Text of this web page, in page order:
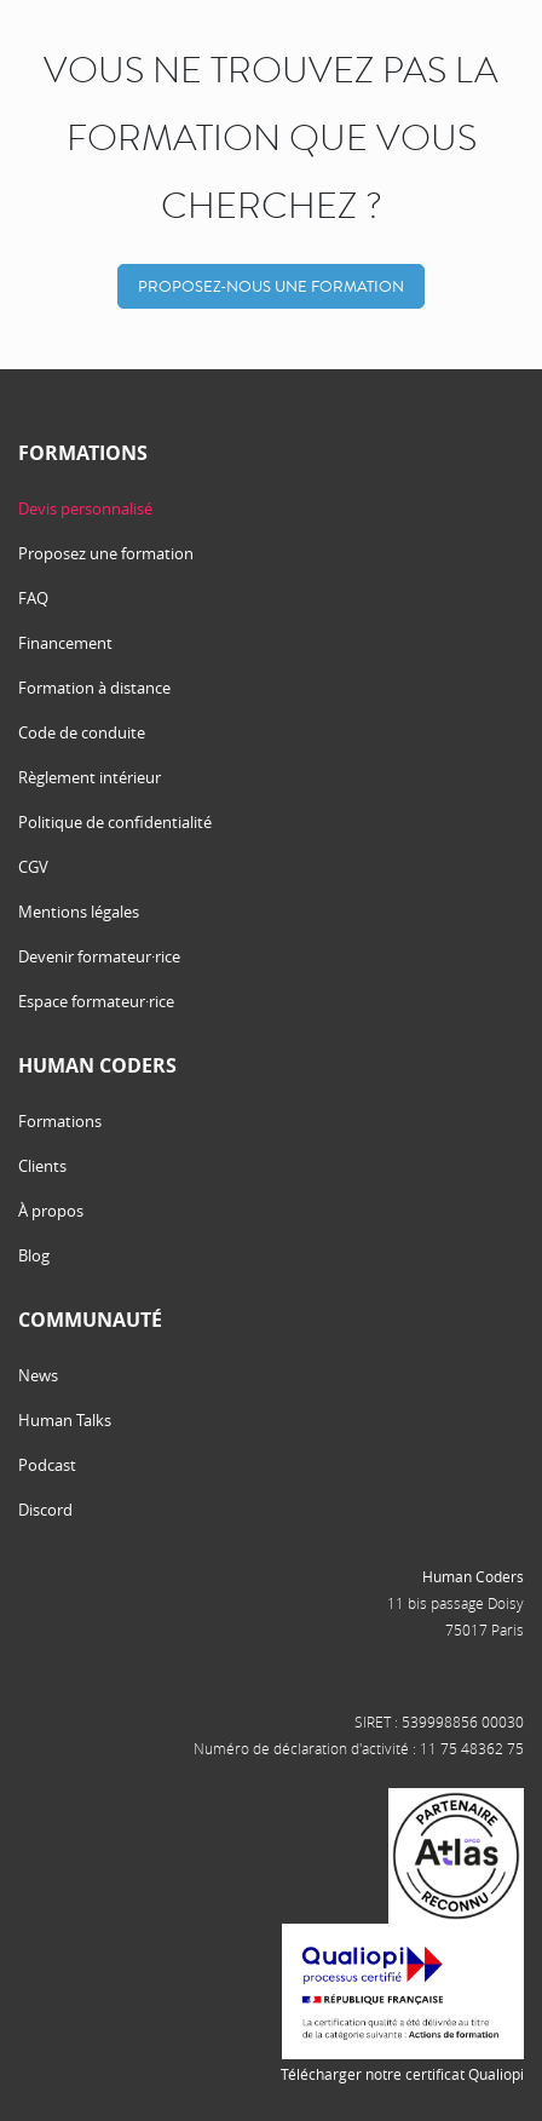
VOUS NE TROUVEZ PAS LA
FORMATION QUE VOUS
CHERCHEZ ?
PROPOSEZ-NOUS UNE FORMATION
FORMATIONS
Devis personnalisé
Proposez une formation
FAQ
Financement
Formation à distance
Code de conduite
Règlement intérieur
Politique de confidentialité
CGV
Mentions légales
Devenir formateur·rice
Espace formateur·rice
HUMAN CODERS
Formations
Clients
À propos
Blog
COMMUNAUTÉ
News
Human Talks
Podcast
Discord
Human Coders
11 bis passage Doisy
75017 Paris
SIRET : 539998856 00030
Numéro de déclaration d'activité : 11 75 48362 75
Télécharger notre certificat Qualiopi